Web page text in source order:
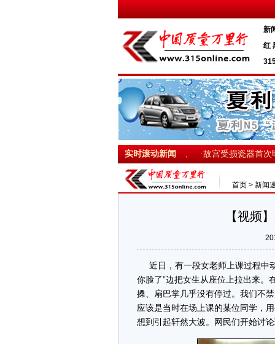
新
红
实时滚动新闻
·温州动车追尾：尊重生命 就是尊重每个人 ·故宫受损瓷器首次
首页 > 新闻
【视频
近日，有一段女老师上课过程中
你脸了”边把女生从座位上拉出来。
搡、扇巴掌几乎没有停过。我们不
应该是当时在场上课的某位同学，
想到引起轩然大波。网民们开始讨